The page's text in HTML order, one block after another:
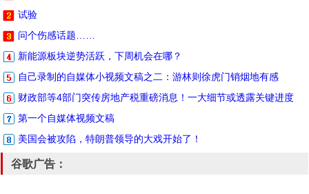
试验
问个伤感话题……
新能源板块逆势活跃，下周机会在哪？
自己录制的自媒体小视频文稿之二：游林则徐虎门销烟地有感
财政部等4部门突传房地产税重磅消息！一大细节或透露关键进度
第一个自媒体视频文稿
美国会被攻陷，特朗普领导的大戏开始了！
谷歌广告：